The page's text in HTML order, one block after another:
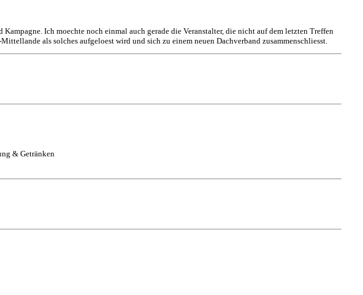
Ich moechte noch einmal auch gerade die Veranstalter, die nicht auf dem letzten Treffen
als solches aufgeloest wird und sich zu einem neuen Dachverband zusammenschliesst.
& Getränken